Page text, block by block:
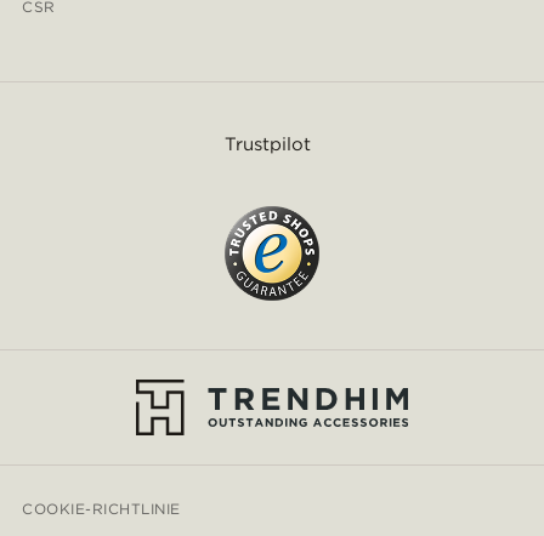
CSR
Trustpilot
COOKIE-RICHTLINIE